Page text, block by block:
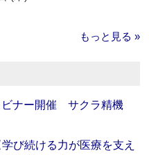
もっと見る »
ビナー開催 サクラ精機
び続ける力が医療を支え